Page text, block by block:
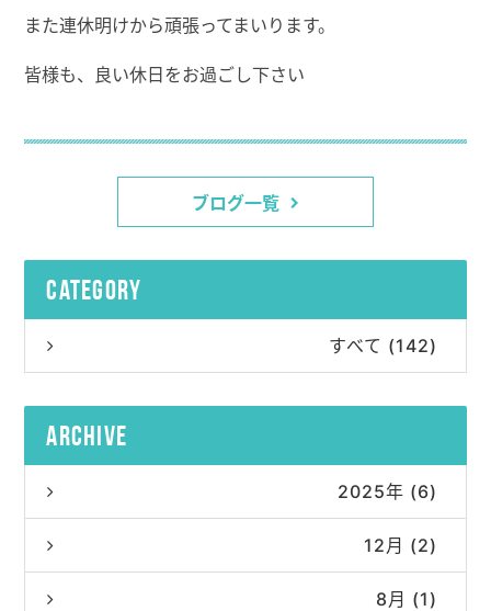
また連休明けから頑張ってまいります。
皆様も、良い休日をお過ごし下さい
ブログ一覧
category
すべて (142)
archive
2025年 (6)
12月 (2)
8月 (1)